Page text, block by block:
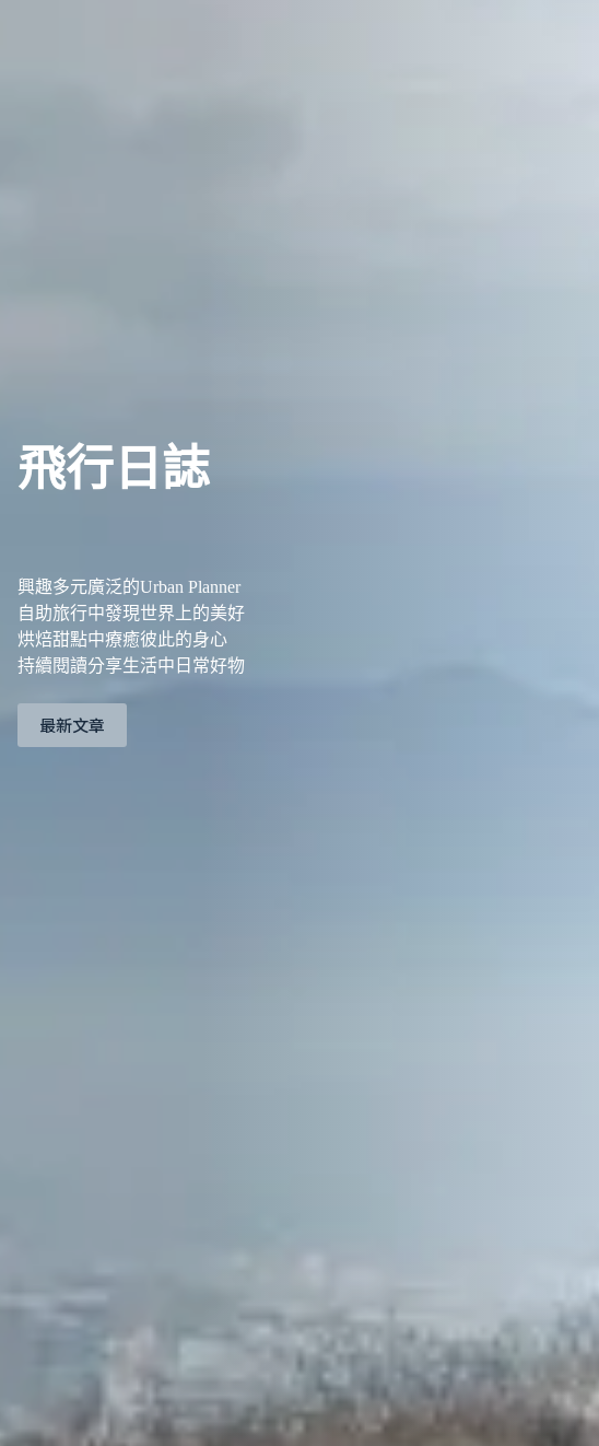
飛行日誌
興趣多元廣泛的Urban Planner
自助旅行中發現世界上的美好
烘焙甜點中療癒彼此的身心
持續閱讀分享生活中日常好物
最新文章